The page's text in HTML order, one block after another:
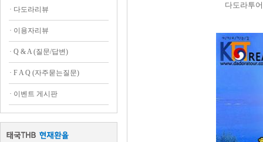
· 다도라리뷰
· 이용자리뷰
· Q & A (질문/답변)
· F A Q (자주묻는질문)
· 이벤트 게시판
다도라투